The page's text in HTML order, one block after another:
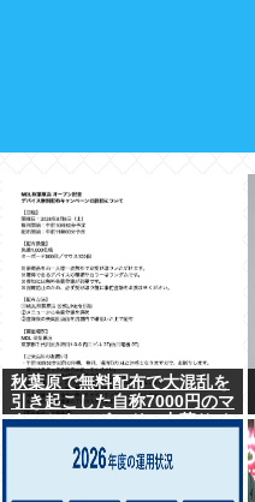
秋葉原で無料配布で大混乱を
引き起こした自称7000円のマ
ウスとキーボード、中華サイ
ったwww